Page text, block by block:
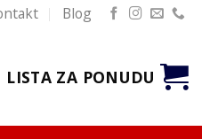
Blog
LISTA ZA PONUDU